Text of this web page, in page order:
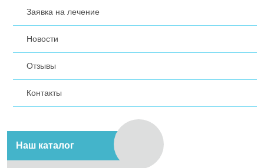
Заявка на лечение
Новости
Отзывы
Контакты
Наш каталог